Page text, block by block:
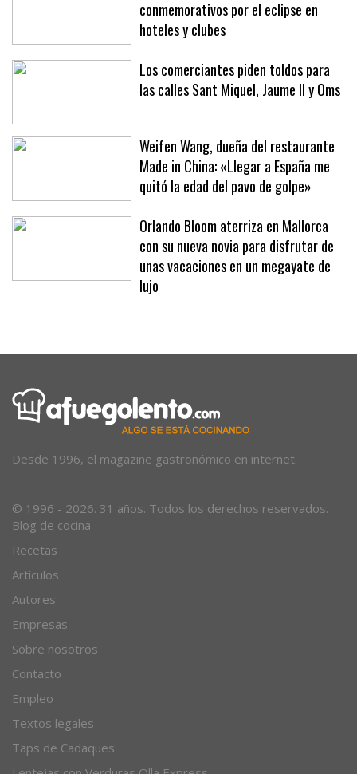
Champán, cenas temáticas y regalos
conmemorativos por el eclipse en
hoteles y clubes
Los comerciantes piden toldos para
Weifen Wang, dueña del restaurante
Made in China: «Llegar a España me
quitó la edad del pavo de golpe»
Orlando Bloom aterriza en Mallorca
con su nueva novia para disfrutar de
unas vacaciones en un megayate de
Blog de cocina
Recetas
Artículos
Autores
Empresas
Sobre nosotros
Contacto
Empleo
Textos legales